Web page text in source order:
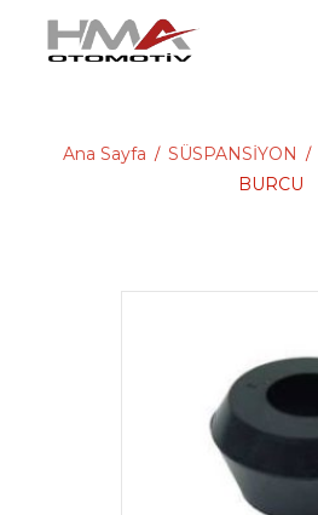
Ana Sayfa / SÜSPANSİYON /
BURCU